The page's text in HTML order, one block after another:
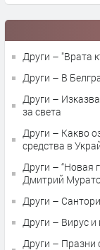
Други – "Врата
Други – В
Други –
за света
Други – Какво
средства в
Други – “Новая
Дмитрий
Други –
Други – Вирус и
Други – Празни